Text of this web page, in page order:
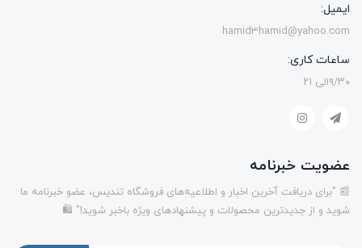
ایمیل:
hamid3hamid@yahoo.com
ساعات کاری:
۹/۳۰الی ۲۱
عضویت خبرنامه
📰 "برای دریافت آخرین اخبار و اطلاعیه‌های فروشگاه تندیس، عضو خبرنامه ما
شوید و از جدیدترین محصولات و پیشنهادهای ویژه باخبر شوید!" 🛍️